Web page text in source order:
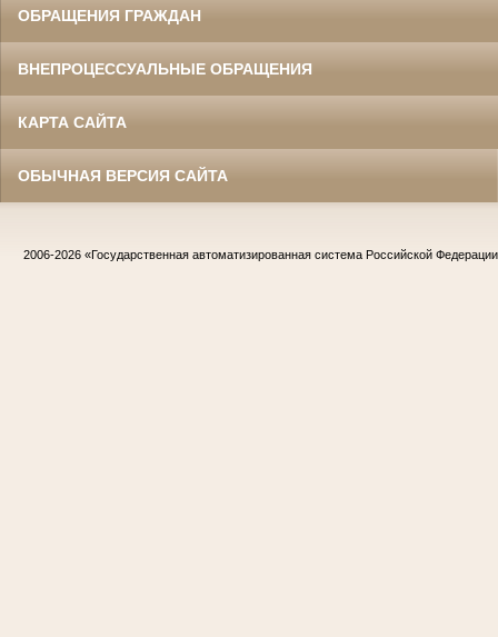
ОБРАЩЕНИЯ ГРАЖДАН
ВНЕПРОЦЕССУАЛЬНЫЕ ОБРАЩЕНИЯ
КАРТА САЙТА
ОБЫЧНАЯ ВЕРСИЯ САЙТА
2006-2026 «Государственная автоматизированная система Российской